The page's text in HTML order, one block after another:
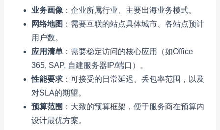
业务画像 ：企业所属行业、主要出海业务模式。
网络地图 ：需要互联的站点具体城市、各站点预计
用户数。
应用清单 ：需要稳定访问的核心应用（如Office
365, SAP, 自建服务器IP/端口）。
性能要求 ：可接受的日常延迟、丢包率范围，以及
对SLA的期望。
预算范围 ：大致的预算框架，便于服务商在预算内
设计最优方案。